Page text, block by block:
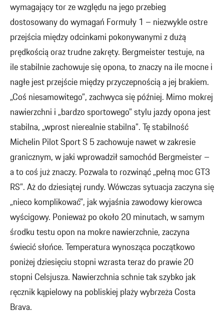
wymagający tor ze względu na jego przebieg
dostosowany do wymagań Formuły 1 – niezwykle ostre
przejścia między odcinkami pokonywanymi z dużą
prędkością oraz trudne zakręty. Bergmeister testuje, na
ile stabilnie zachowuje się opona, to znaczy na ile mocne i
nagłe jest przejście między przyczepnością a jej brakiem.
„Coś niesamowitego”, zachwyca się później. Mimo mokrej
nawierzchni i „bardzo sportowego” stylu jazdy opona jest
stabilna, „wprost nierealnie stabilna”. Tę stabilność
Michelin Pilot Sport S 5 zachowuje nawet w zakresie
granicznym, w jaki wprowadził samochód Bergmeister –
a to coś już znaczy. Pozwala to rozwinąć „pełną moc GT3
RS”. Aż do dziesiątej rundy. Wówczas sytuacja zaczyna się
„nieco komplikować”, jak wyjaśnia zawodowy kierowca
wyścigowy. Ponieważ po około 20 minutach, w samym
środku testu opon na mokre nawierzchnie, zaczyna
świecić słońce. Temperatura wynosząca początkowo
poniżej dziesięciu stopni wzrasta teraz do prawie 20
stopni Celsjusza. Nawierzchnia schnie tak szybko jak
ręcznik kąpielowy na pobliskiej plaży wybrzeża Costa
Brava.